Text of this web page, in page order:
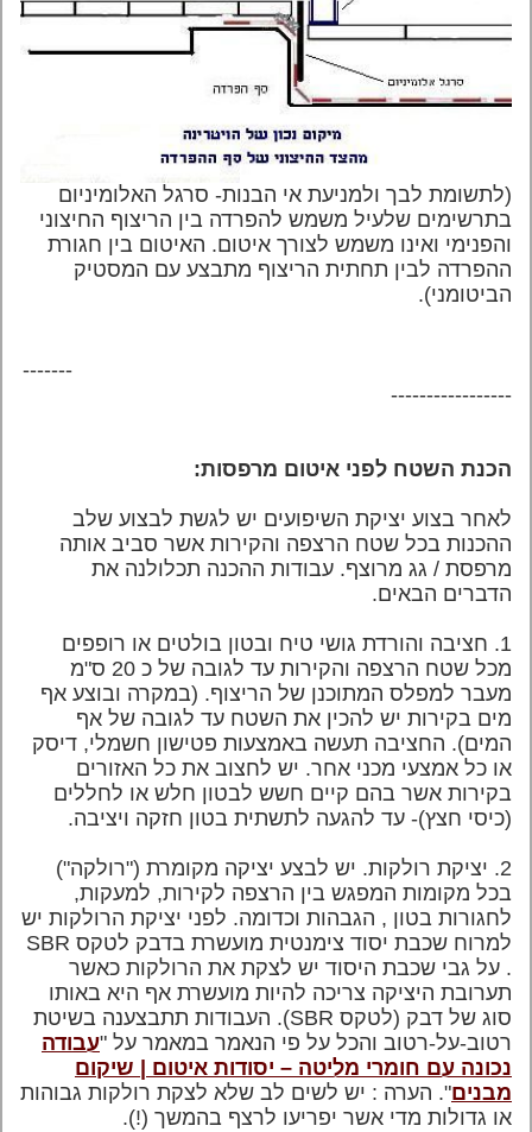
(לתשומת לבך ולמניעת אי הבנות- סרגל האלומיניום
בתרשימים שלעיל משמש להפרדה בין הריצוף החיצוני
והפנימי ואינו משמש לצורך איטום. האיטום בין חגורת
ההפרדה לבין תחתית הריצוף מתבצע עם המסטיק
הביטומני).
-------
-----------------
הכנת השטח לפני איטום מרפסות:
לאחר בצוע יציקת השיפועים יש לגשת לבצוע שלב
ההכנות בכל שטח הרצפה והקירות אשר סביב אותה
מרפסת / גג מרוצף. עבודות ההכנה תכלולנה את
הדברים הבאים.
1. חציבה והורדת גושי טיח ובטון בולטים או רופפים
מכל שטח הרצפה והקירות עד לגובה של כ 20 ס"מ
מעבר למפלס המתוכנן של הריצוף. (במקרה ובוצע אף
מים בקירות יש להכין את השטח עד לגובה של אף
המים). החציבה תעשה באמצעות פטישון חשמלי, דיסק
או כל אמצעי מכני אחר. יש לחצוב את כל האזורים
בקירות אשר בהם קיים חשש לבטון חלש או לחללים
(כיסי חצץ)- עד להגעה לתשתית בטון חזקה ויציבה.
2. יציקת רולקות. יש לבצע יציקה מקומרת ("רולקה")
בכל מקומות המפגש בין הרצפה לקירות, למעקות,
לחגורות בטון , הגבהות וכדומה. לפני יציקת הרולקות יש
למרוח שכבת יסוד צימנטית מועשרת בדבק לטקס SBR
. על גבי שכבת היסוד יש לצקת את הרולקות כאשר
תערובת היציקה צריכה להיות מועשרת אף היא באותו
סוג של דבק (לטקס SBR). העבודות תתבצענה בשיטת
רטוב-על-רטוב והכל על פי הנאמר במאמר על "עבודה
נכונה עם חומרי מליטה – יסודות איטום | שיקום
מבנים". הערה : יש לשים לב שלא לצקת רולקות גבוהות
או גדולות מדי אשר יפריעו לרצף בהמשך (!).